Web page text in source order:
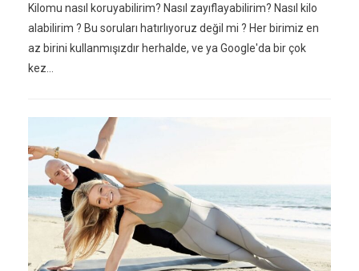
Kilomu nasıl koruyabilirim? Nasıl zayıflayabilirim? Nasıl kilo
alabilirim ? Bu soruları hatırlıyoruz değil mi ? Her birimiz en
az birini kullanmışızdır herhalde, ve ya Google'da bir çok
kez…